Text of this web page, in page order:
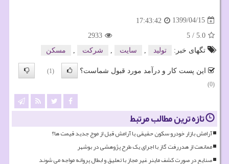
1399/04/15
17:43:42
5.0
/
5
2933
تگهای خبر:
تولید , سایت , شركت , مسكن
این پست کار و درآمد مورد قبول شماست؟
(1)
(0)
تازه ترین مطالب مرتبط
آرامش بازار خودرو سکون حقیقی یا آرامش قبل از موج جدید قیمت ها؟
ممانعت از هدررفت گاز با اجرای یک طرح پژوهشی در بوشهر
صنایع در صورت کشف ماینر غیر مجاز با تعلیق و ابطال پروانه مواجه می شوند